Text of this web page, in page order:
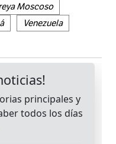
Moscoso
Venezuela